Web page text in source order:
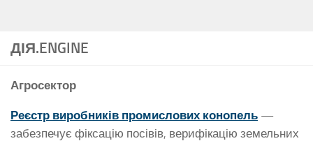
ДІЯ.ENGINE
Агросектор
Реєстр виробників промислових конопель —
забезпечує фіксацію посівів, верифікацію земельних